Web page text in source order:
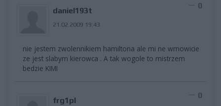
daniel193t
21.02.2009 19:43
0
nie jestem zwolennikiem hamiltona ale mi ne wmowicie
ze jest slabym kierowca . A tak wogole to mistrzem
bedzie KIMI
frg1pl
0